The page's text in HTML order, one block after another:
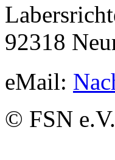
92318
eMail:
© FSN